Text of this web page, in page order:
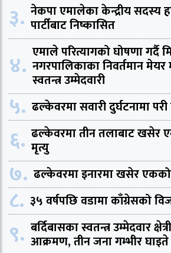
३. नेकपा एमालेका केन्द्रीय सदस्य
पार्टीबाट निष्कासित
४. एमाले परित्यागको घोषणा गर्दै
नगरपालिकाका निवर्तमान
स्वतन्त्र उम्मेदवारी
५. ढल्केवरमा सवारी दुर्घटनामा
६. ढल्केवरमा तीन तलाबाट खसेर
मृत्यु
७. ढल्केवरमा इनारमा खसेर
८. ३५ वर्षपछि वडामा काँग्रेसको
९. बर्दिबासका स्वतन्त्र उम्मेदवार
आक्रमण, तीन जना गम्भीर घाइते